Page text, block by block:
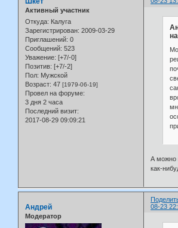
Активный участник
Откуда: Калуга
Зарегистрирован: 2009-03-29
Приглашений: 0
Сообщений: 523
Уважение: [+7/-0]
Позитив: [+7/-2]
Пол: Мужской
Возраст: 47 [1979-06-19]
Провел на форуме:
3 дня 2 часа
Последний визит:
2017-08-29 09:09:21
А можно
как-
08-23
Андрей
Модератор